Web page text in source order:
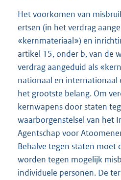
Het voorkomen van
ertsen (in het verdrag
«kernmateriaal») en
artikel 15, onder b, van de
verdrag aangeduid als «kern
nationaal en internationaal
het grootste belang. Om
kernwapens door staten
waarborgenstelsel van het
Agentschap voor
Behalve tegen staten moet
worden tegen mogelijk
individuele personen. De